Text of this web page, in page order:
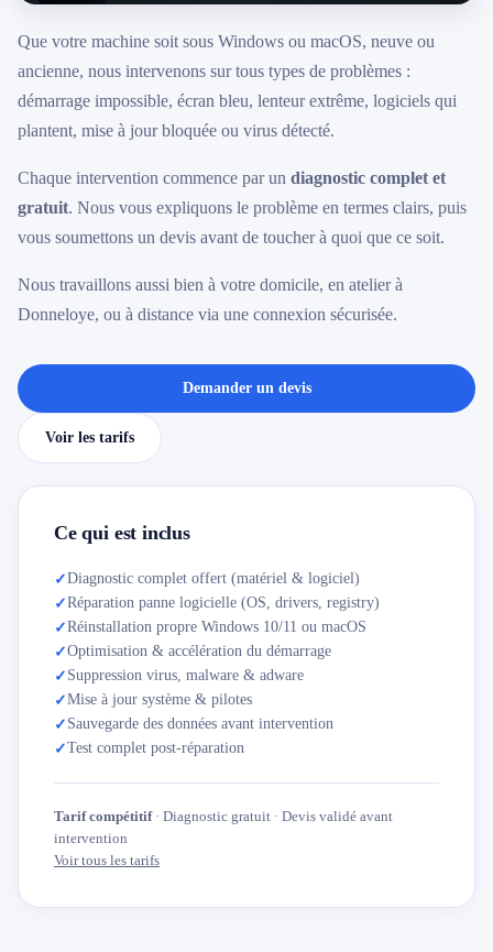
079 716 53 82
Que votre machine soit sous Windows ou macOS, neuve ou
ancienne, nous intervenons sur tous types de problèmes :
démarrage impossible, écran bleu, lenteur extrême, logiciels qui
plantent, mise à jour bloquée ou virus détecté.
Chaque intervention commence par un diagnostic complet et
gratuit. Nous vous expliquons le problème en termes clairs, puis
vous soumettons un devis avant de toucher à quoi que ce soit.
Nous travaillons aussi bien à votre domicile, en atelier à
Donneloye, ou à distance via une connexion sécurisée.
Demander un devis
Voir les tarifs
Ce qui est inclus
✓Diagnostic complet offert (matériel & logiciel)
✓Réparation panne logicielle (OS, drivers, registry)
✓Réinstallation propre Windows 10/11 ou macOS
✓Optimisation & accélération du démarrage
✓ Suppression virus, malware & adware
✓Mise à jour système & pilotes
✓ Sauvegarde des données avant intervention
✓Test complet post-réparation
Tarif compétitif· Diagnostic gratuit · Devis validé avant
intervention
Voir tous les tarifs